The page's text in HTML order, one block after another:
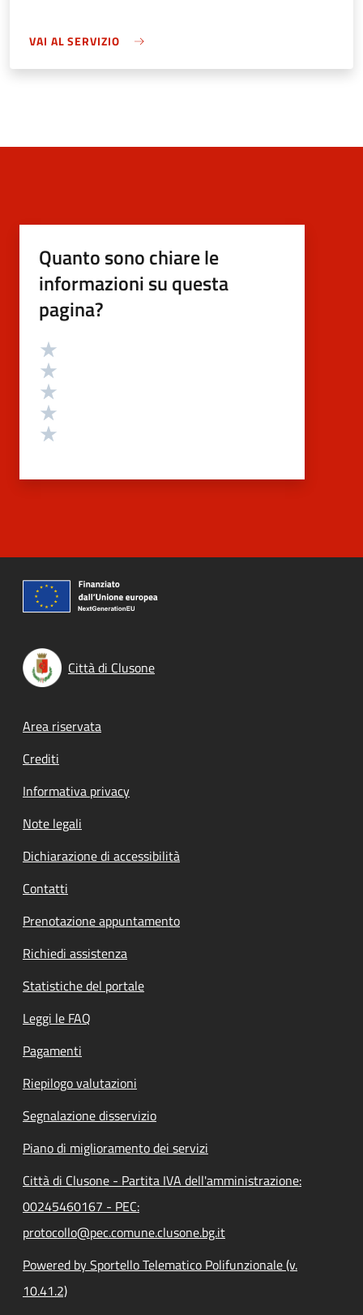
VAI AL SERVIZIO
Quanto sono chiare le
informazioni su questa
pagina?
Valutazione
Città di Clusone
Footer menu
Area riservata
Crediti
Informativa privacy
Note legali
Dichiarazione di accessibilità
Contatti
Prenotazione appuntamento
Richiedi assistenza
Statistiche del portale
Leggi le FAQ
Pagamenti
Riepilogo valutazioni
Segnalazione disservizio
Piano di miglioramento dei servizi
Città di Clusone - Partita IVA dell'amministrazione:
00245460167 - PEC:
protocollo@pec.comune.clusone.bg.it
Powered by Sportello Telematico Polifunzionale (v.
10.41.2)